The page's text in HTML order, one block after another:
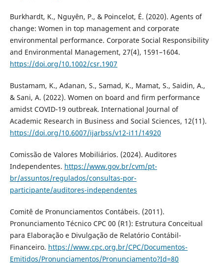
Burkhardt, K., Nguyên, P., & Poincelot, É. (2020). Agents of
change: Women in top management and corporate
environmental performance. Corporate Social Responsibility
and Environmental Management, 27(4), 1591–1604.
https://doi.org/10.1002/csr.1907
Bustamam, K., Adanan, S., Samad, K., Mamat, S., Saidin, A.,
& Sani, A. (2022). Women on board and firm performance
amidst COVID-19 outbreak. International Journal of
Academic Research in Business and Social Sciences, 12(11).
https://doi.org/10.6007/ijarbss/v12-i11/14920
Comissão de Valores Mobiliários. (2024). Auditores
Independentes. https://www.gov.br/cvm/pt-
br/assuntos/regulados/consultas-por-
participante/auditores-independentes
Comitê de Pronunciamentos Contábeis. (2011).
Pronunciamento Técnico CPC 00 (R1): Estrutura Conceitual
para Elaboração e Divulgação de Relatório Contábil-
Financeiro. https://www.cpc.org.br/CPC/Documentos-
Emitidos/Pronunciamentos/Pronunciamento?Id=80